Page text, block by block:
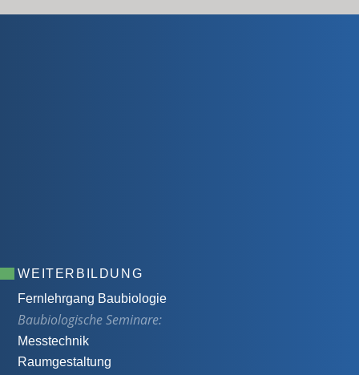
WEITERBILDUNG
Fernlehrgang Baubiologie
Baubiologische Seminare:
Messtechnik
Raumgestaltung